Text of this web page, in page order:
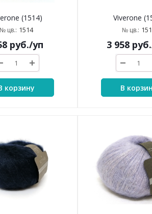
(1514)
№ цв.: 1514
руб./уп
корзину
Viverone
№ цв.:
3 958 руб.
В